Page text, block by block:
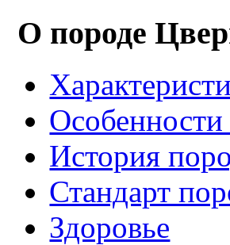
О породе
История
Стандарт
Здоровье